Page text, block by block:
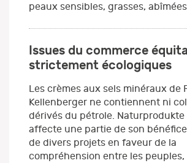
peaux sensibles, grasses,
Issues du commerce
strictement écologiques
Les crèmes aux sels minéraux de
Kellenberger ne contiennent ni
dérivés du pétrole. Naturprodukte
affecte une partie de son
de divers projets en faveur de la
compréhension entre les